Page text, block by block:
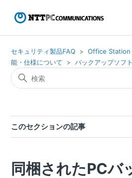
セキュリティ製品FAQ Office Station
能・仕様について
バックアップソフト
このセクションの記事
同梱されたPCバ